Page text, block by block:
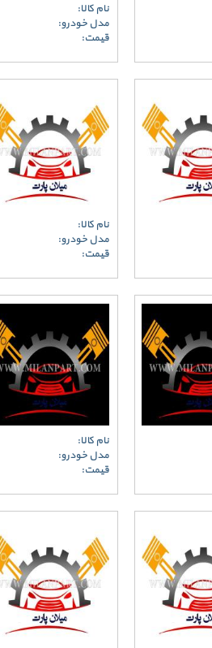
نام کالا:
مدل خودرو:
قیمت:
نام کالا:
مدل خودرو:
قیمت:
نام کالا:
مدل خودرو:
قیمت: